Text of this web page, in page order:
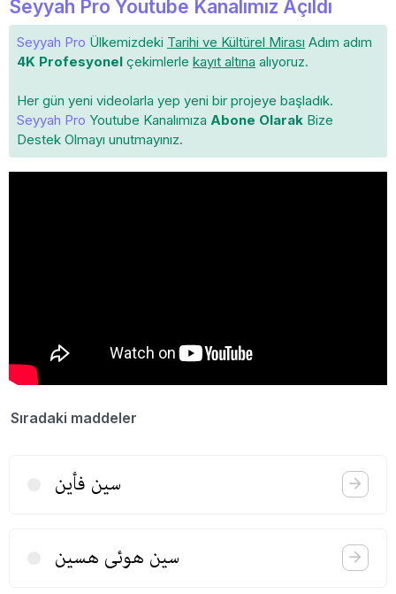
Seyyah Pro Youtube Kanalımız Açıldı
Seyyah Pro Ülkemizdeki Tarihi ve Kültürel Mirası Adım adım
4K Profesyonel çekimlerle kayıt altına alıyoruz.
Her gün yeni videolarla yep yeni bir projeye başladık.
Seyyah Pro Youtube Kanalımıza Abone Olarak Bize
Destek Olmayı unutmayınız.
Sıradaki maddeler
سین فأین
سین هوئی هسین